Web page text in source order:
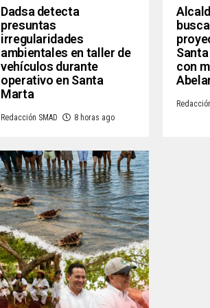
Dadsa detecta
presuntas
irregularidades
ambientales en taller de
vehículos durante
operativo en Santa
Marta
Redacción SMAD 8 horas ago
con